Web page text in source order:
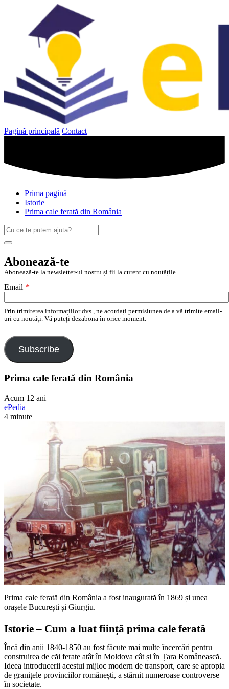
Pagină principală Contact
Prima pagină
Istorie
Prima cale ferată din România
Caută
după:
Search
Abonează-te
Abonează-te la newsletter-ul nostru și fii la curent cu noutățile
Email *
Prin trimiterea informațiilor dvs., ne acordați permisiunea de a vă trimite email-
uri cu noutăți. Vă puteți dezabona în orice moment.
Subscribe
Prima cale ferată din România
Acum 12 ani
ePedia
4 minute
Prima cale ferată din România a fost inaugurată în 1869 și unea
orașele București și Giurgiu.
Istorie – Cum a luat ființă prima cale ferată
Încă din anii 1840-1850 au fost făcute mai multe încercări pentru
construirea de căi ferate atât în Moldova cât și în Țara Românească.
Ideea introducerii acestui mijloc modern de transport, care se apropia
de granițele provinciilor românești, a stârnit numeroase controverse
în societate.